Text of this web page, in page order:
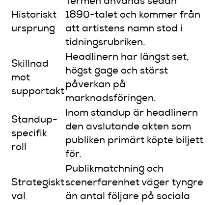
Historiskt
ursprung
1890-talet och kommer från
att artistens namn stod i
tidningsrubriken.
Skillnad
mot
supportakt
Headlinern har längst set,
högst gage och störst
påverkan på
marknadsföringen.
Standup-
specifik
roll
Inom standup är headlinern
den avslutande akten som
publiken primärt köpte biljett
för.
Strategiskt
val
Publikmatchning och
scenerfarenhet väger tyngre
än antal följare på sociala